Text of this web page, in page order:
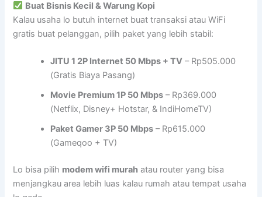
Buat Bisnis Kecil & Warung Kopi
Kalau usaha lo butuh internet buat transaksi atau WiFi
gratis buat pelanggan, pilih paket yang lebih stabil:
JITU 1 2P Internet 50 Mbps + TV – Rp505.000
(Gratis Biaya Pasang)
Movie Premium 1P 50 Mbps – Rp369.000
(Netflix, Disney+ Hotstar, & IndiHomeTV)
Paket Gamer 3P 50 Mbps – Rp615.000
(Gameqoo + TV)
Lo bisa pilih modem wifi murah atau router yang bisa
menjangkau area lebih luas kalau rumah atau tempat usaha